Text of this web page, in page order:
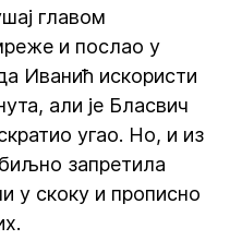
главом
и послао у
Иванић искористи
али је Бласвич
угао. Но, и из
запретила
у скоку и прописно